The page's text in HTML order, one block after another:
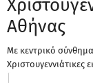
Αθήνας
Με κεντρικό